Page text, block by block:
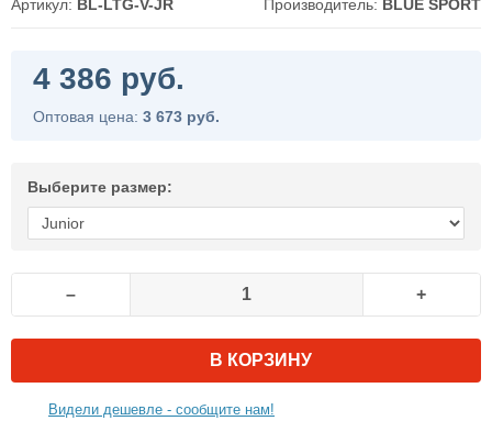
Артикул: BL-LTG-V-JR Производитель: BLUE SPORT
4 386 руб.
Оптовая цена: 3 673 руб.
Выберите размер:
– +
В КОРЗИНУ
Видели дешевле - сообщите нам!